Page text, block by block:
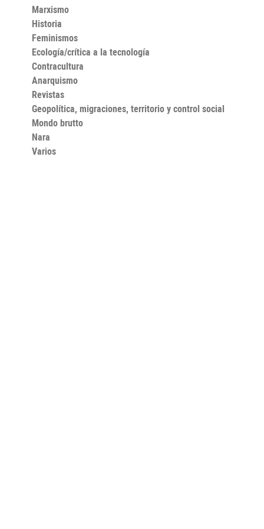
Marxismo
Historia
Feminismos
Ecología/crítica a la tecnología
Contracultura
Anarquismo
Revistas
Geopolítica, migraciones, territorio y control social
Mondo brutto
Nara
Varios